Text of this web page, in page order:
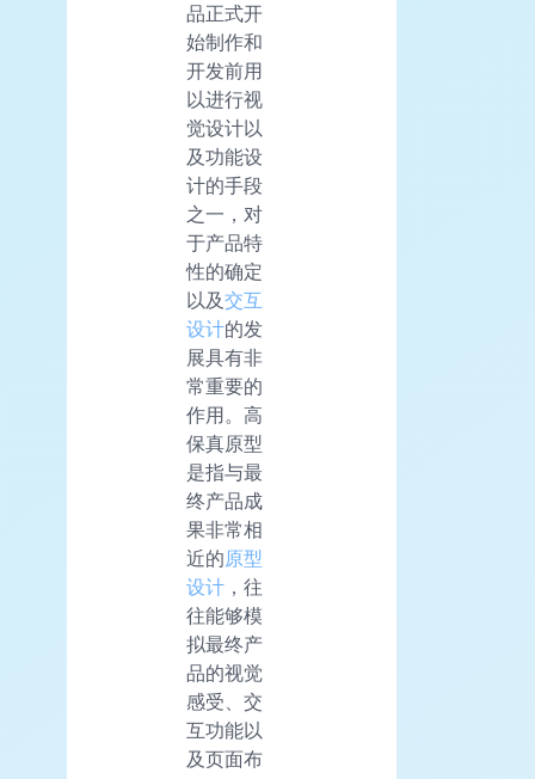
品正式开
始制作和
开发前用
以进行视
觉设计以
及功能设
计的手段
之一，对
于产品特
性的确定
以及交互
设计的发
展具有非
常重要的
作用。高
保真原型
是指与最
终产品成
果非常相
近的原型
设计 ，往
往能够模
拟最终产
品的视觉
感受、交
互功能以
及页面布